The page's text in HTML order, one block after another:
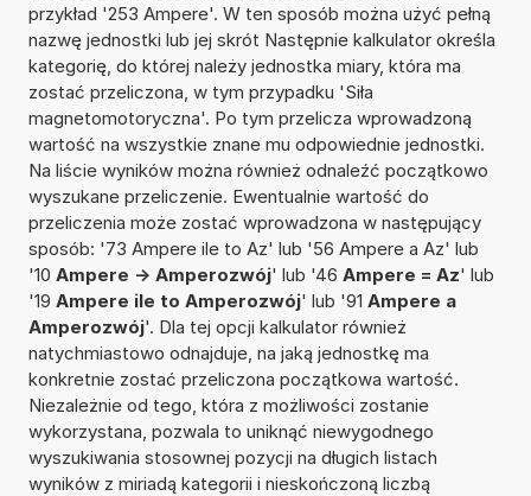
przykład '253 Ampere'. W ten sposób można użyć pełną
nazwę jednostki lub jej skrót Następnie kalkulator określa
kategorię, do której należy jednostka miary, która ma
zostać przeliczona, w tym przypadku 'Siła
magnetomotoryczna'. Po tym przelicza wprowadzoną
wartość na wszystkie znane mu odpowiednie jednostki.
Na liście wyników można również odnaleźć początkowo
wyszukane przeliczenie. Ewentualnie wartość do
przeliczenia może zostać wprowadzona w następujący
sposób: '73 Ampere ile to Az' lub '56 Ampere a Az' lub
'10 Ampere -> Amperozwój' lub '46 Ampere = Az' lub
'19 Ampere ile to Amperozwój' lub '91 Ampere a
Amperozwój'. Dla tej opcji kalkulator również
natychmiastowo odnajduje, na jaką jednostkę ma
konkretnie zostać przeliczona początkowa wartość.
Niezależnie od tego, która z możliwości zostanie
wykorzystana, pozwala to uniknąć niewygodnego
wyszukiwania stosownej pozycji na długich listach
wyników z miriadą kategorii i nieskończoną liczbą